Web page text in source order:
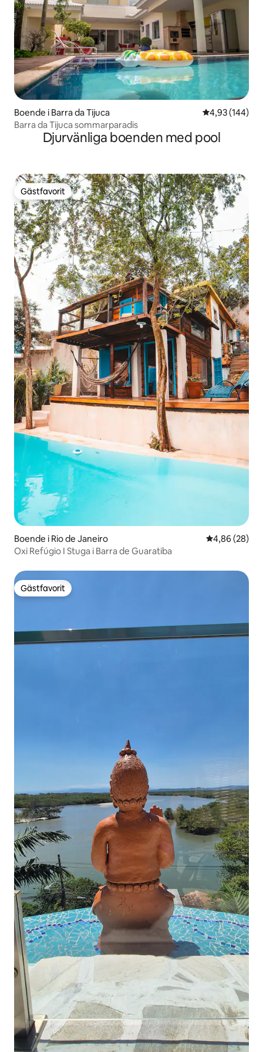
Boende i Barra da Tijuca 4,93 av 5 i
4,93 (144)
Barra da Tijuca sommarparadis
Djurvänliga boenden med pool
Gästfavorit
Gästfavorit
Boende i Rio de Janeiro 4,86 av 5 i
4,86 (28)
Oxi Refúgio I Stuga i Barra de Guaratiba
Gästfavorit
Gästfavorit